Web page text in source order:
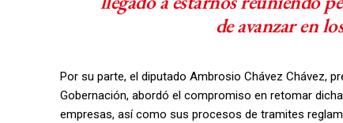
de avanzar en
Por su parte, el diputado Ambrosio Chávez Chávez,
Gobernación, abordó el compromiso en retomar
empresas, así como sus procesos de tramites